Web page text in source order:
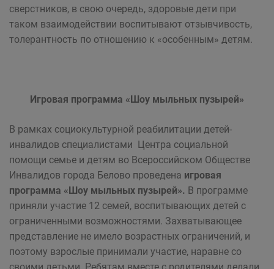
сверстников, в свою очередь, здоровые дети при
таком взаимодействии воспитывают отзывчивость,
толерантность по отношению к «особенным» детям.
Игровая программа «Шоу мыльных пузырей»
В рамках социокультурной реабилитации детей-
инвалидов специалистами Центра социальной
помощи семье и детям во Всероссийском Обществе
Инвалидов города Белово проведена игровая
программа «Шоу мыльных пузырей». В программе
приняли участие 12 семей, воспитывающих детей с
ограниченными возможностями. Захватывающее
представление не имело возрастных ограничений, и
поэтому взрослые принимали участие, наравне со